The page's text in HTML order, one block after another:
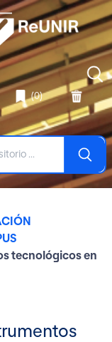
(0)
tecnológicos en